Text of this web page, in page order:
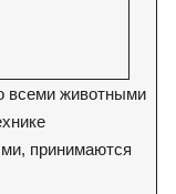
всеми животными
принимаются